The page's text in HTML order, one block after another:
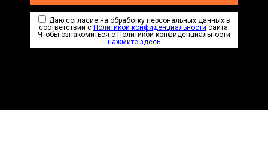
Даю согласие на обработку персональных данных в
соответствии с Политикой конфиденциальности сайта.
Чтобы ознакомиться с Политикой конфиденциальности
нажмите здесь